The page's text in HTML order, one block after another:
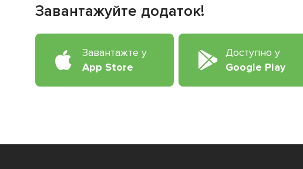
Завантажуйте додаток!
Завантажте у
App Store
Доступно у
Google Play